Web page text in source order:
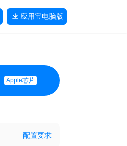
应用宝电脑版
Apple芯片
配置要求